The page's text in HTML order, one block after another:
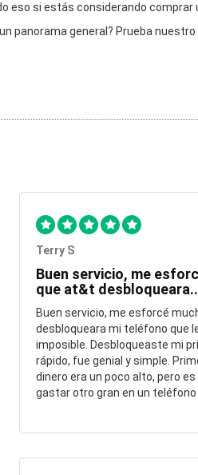
eso si estás considerando comprar
panorama general? Prueba nuestro
Terry S
Buen servicio, me
que at&t
Buen servicio, me esforcé
desbloqueara mi teléfono que
imposible. Desbloqueaste mi
rápido, fue genial y simple.
dinero era un poco alto, pero
gastar otro gran en un teléfono